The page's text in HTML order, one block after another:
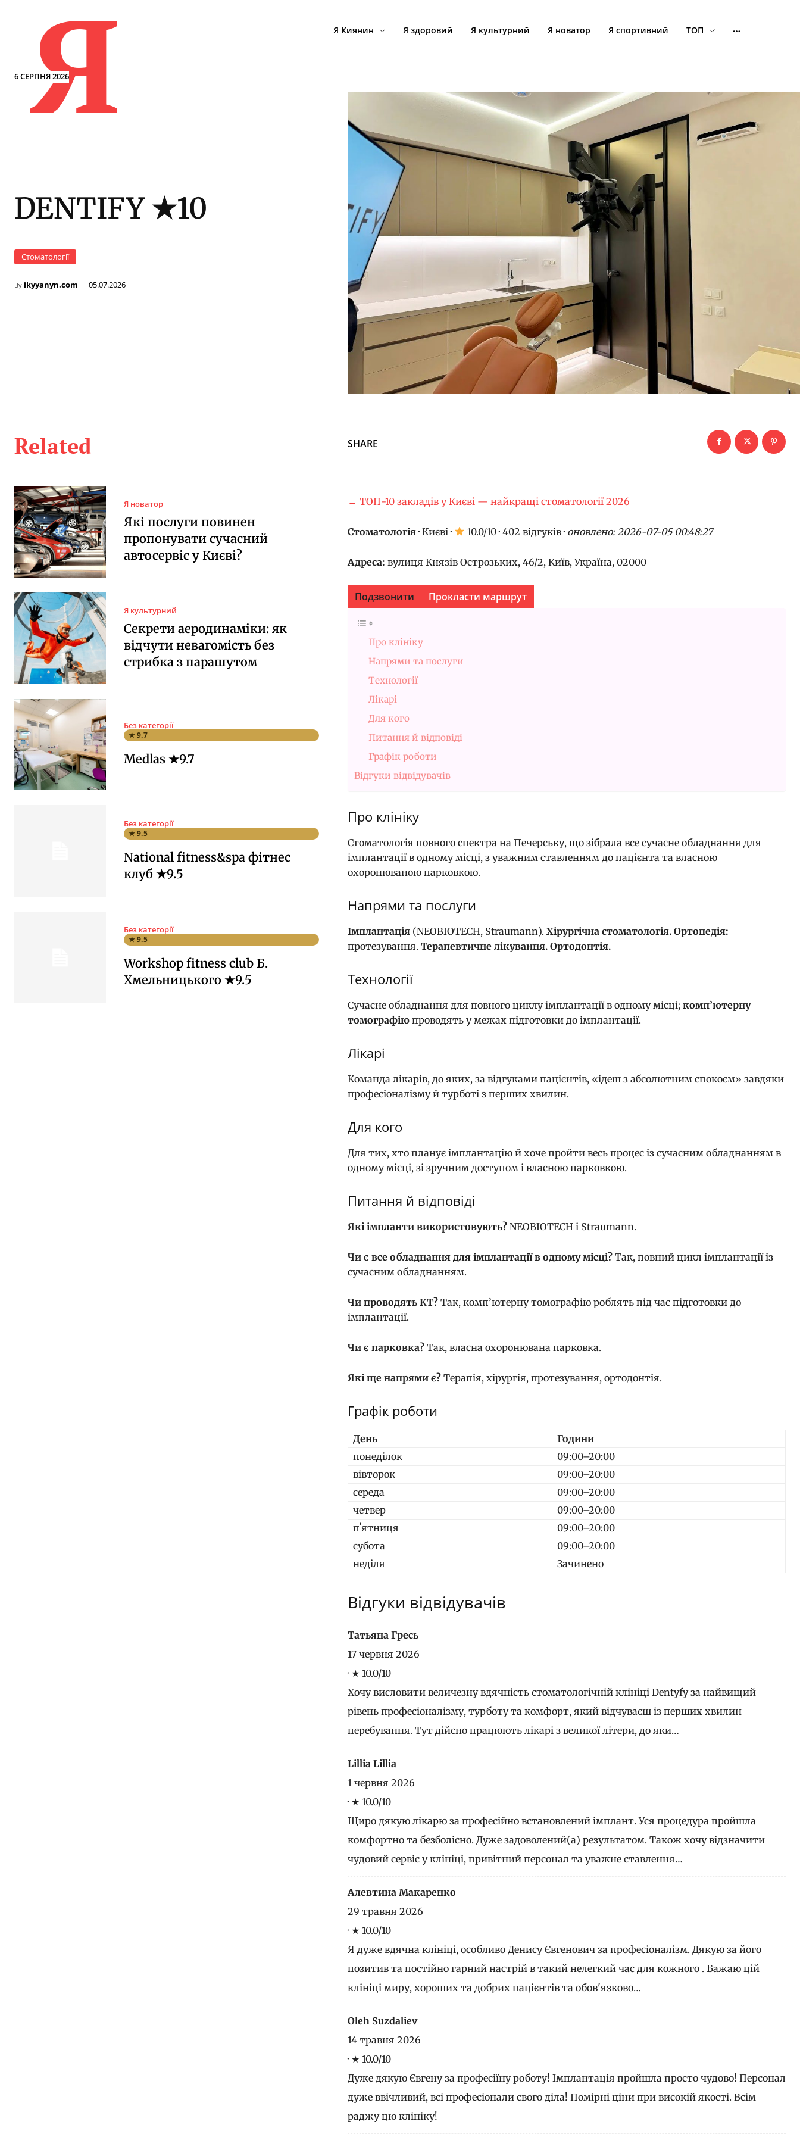
6 СЕРПНЯ 2026
Я Я Киянин Я здоровий Я культурний Я новатор Я спортивний ТОП
DENTIFY ★10
Стоматології
By ikyyanyn.com 05.07.2026
Related
Я новатор
Які послуги повинен
пропонувати сучасний
автосервіс у Києві?
Я культурний
Секрети аеродинаміки: як
відчути невагомість без
стрибка з парашутом
Без категорії
★ 9.7
Medlas ★9.7
Без категорії
★ 9.5
National fitness&spa фітнес
клуб ★9.5
Без категорії
★ 9.5
Workshop fitness club Б.
Хмельницького ★9.5
SHARE
← ТОП-10 закладів у Києві — найкращі стоматології 2026
Стоматологія· Києві · 10.0/10 · 402 відгуків · оновлено: 2026-07-05 00:48:27
Адреса: вулиця Князів Острозьких, 46/2, Київ, Україна, 02000
Подзвонити Прокласти маршрут
Про клініку
Напрями та послуги
Технології
Лікарі
Для кого
Питання й відповіді
Графік роботи
Відгуки відвідувачів
Про клініку
Стоматологія повного спектра на Печерську, що зібрала все сучасне обладнання для
імплантації в одному місці, з уважним ставленням до пацієнта та власною
охоронюваною парковкою.
Напрями та послуги
Імплантація (NEOBIOTECH, Straumann). Хірургічна стоматологія. Ортопедія:
протезування. Терапевтичне лікування. Ортодонтія.
Технології
Сучасне обладнання для повного циклу імплантації в одному місці; комп’ютерну
томографію проводять у межах підготовки до імплантації.
Лікарі
Команда лікарів, до яких, за відгуками пацієнтів, «ідеш з абсолютним спокоєм» завдяки
професіоналізму й турботі з перших хвилин.
Для кого
Для тих, хто планує імплантацію й хоче пройти весь процес із сучасним обладнанням в
одному місці, зі зручним доступом і власною парковкою.
Питання й відповіді
Які імпланти використовують? NEOBIOTECH і Straumann.
Чи є все обладнання для імплантації в одному місці? Так, повний цикл імплантації із
сучасним обладнанням.
Чи проводять КТ? Так, комп’ютерну томографію роблять під час підготовки до
імплантації.
Чи є парковка? Так, власна охоронювана парковка.
Які ще напрями є? Терапія, хірургія, протезування, ортодонтія.
Графік роботи
День
Години
понеділок
09:00–20:00
вівторок
09:00–20:00
середа
09:00–20:00
четвер
09:00–20:00
пʼятниця
09:00–20:00
субота
09:00–20:00
неділя
Зачинено
Відгуки відвідувачів
Татьяна Гресь
17 червня 2026
· ★ 10.0/10
​Хочу висловити величезну вдячність стоматологічній клініці Dentyfy за найвищий
рівень професіоналізму, турботу та комфорт, який відчуваєш із перших хвилин
перебування. Тут дійсно працюють лікарі з великої літери, до яки…
Lillia Lillia
1 червня 2026
· ★ 10.0/10
Щиро дякую лікарю за професійно встановлений імплант. Уся процедура пройшла
комфортно та безболісно. Дуже задоволений(а) результатом. Також хочу відзначити
чудовий сервіс у клініці, привітний персонал та уважне ставлення…
Алевтина Макаренко
29 травня 2026
· ★ 10.0/10
Я дуже вдячна клініці, особливо Денису Євгенович за професіоналізм. Дякую за його
позитив та постійно гарний настрій в такий нелегкий час для кожного . Бажаю цій
клініці миру, хороших та добрих пацієнтів та обов'язково…
Oleh Suzdaliev
14 травня 2026
· ★ 10.0/10
Дуже дякую Євгену за професіїну роботу! Імплантація пройшла просто чудово! Персонал
дуже ввічливий, всі професіонали свого діла! Помірні ціни при високій якості. Всім
раджу цю клініку!